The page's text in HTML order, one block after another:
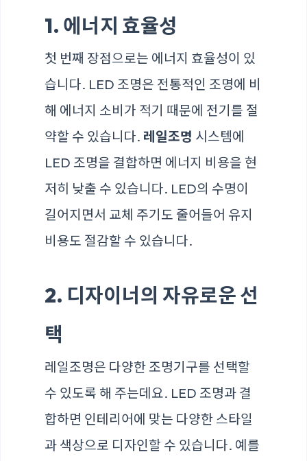
1. 에너지 효율성
첫 번째 장점으로는 에너지 효율성이 있
습니다. LED 조명은 전통적인 조명에 비
해 에너지 소비가 적기 때문에 전기를 절
약할 수 있습니다. 레일조명 시스템에
LED 조명을 결합하면 에너지 비용을 현
저히 낮출 수 있습니다. LED의 수명이
길어지면서 교체 주기도 줄어들어 유지
비용도 절감할 수 있습니다.
2. 디자이너의 자유로운 선
택
레일조명은 다양한 조명기구를 선택할
수 있도록 해 주는데요. LED 조명과 결
합하면 인테리어에 맞는 다양한 스타일
과 색상으로 디자인할 수 있습니다. 예를